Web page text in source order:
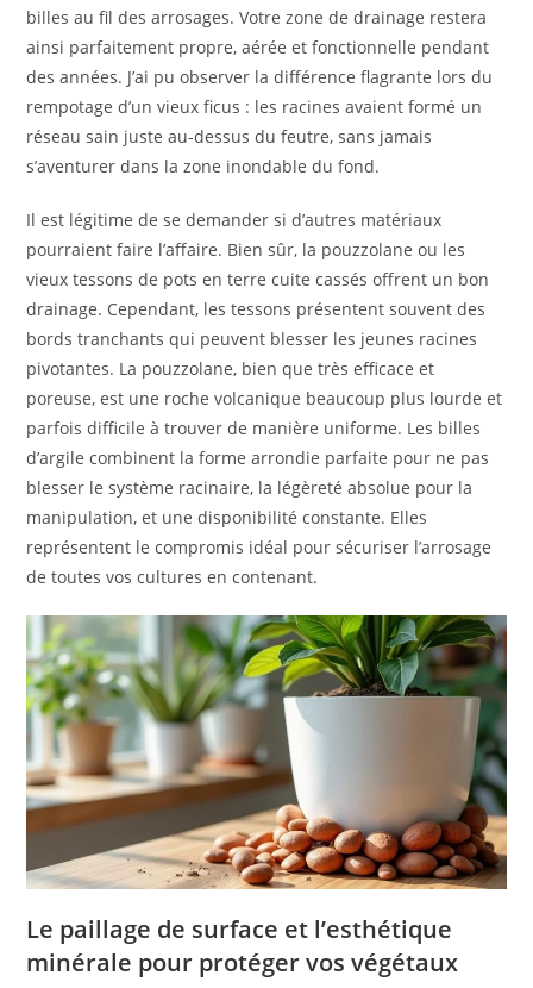
billes au fil des arrosages. Votre zone de drainage restera
ainsi parfaitement propre, aérée et fonctionnelle pendant
des années. J’ai pu observer la différence flagrante lors du
rempotage d’un vieux ficus : les racines avaient formé un
réseau sain juste au-dessus du feutre, sans jamais
s’aventurer dans la zone inondable du fond.
Il est légitime de se demander si d’autres matériaux
pourraient faire l’affaire. Bien sûr, la pouzzolane ou les
vieux tessons de pots en terre cuite cassés offrent un bon
drainage. Cependant, les tessons présentent souvent des
bords tranchants qui peuvent blesser les jeunes racines
pivotantes. La pouzzolane, bien que très efficace et
poreuse, est une roche volcanique beaucoup plus lourde et
parfois difficile à trouver de manière uniforme. Les billes
d’argile combinent la forme arrondie parfaite pour ne pas
blesser le système racinaire, la légèreté absolue pour la
manipulation, et une disponibilité constante. Elles
représentent le compromis idéal pour sécuriser l’arrosage
de toutes vos cultures en contenant.
Le paillage de surface et l’esthétique
minérale pour protéger vos végétaux